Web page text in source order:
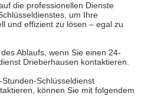
die professionellen Dienste
um Ihre
und effizient zu lösen – egal zu
Ablaufs, wenn Sie einen 24-
Drieberhausen kontaktieren.
Schlüsseldienst
können Sie mit folgendem